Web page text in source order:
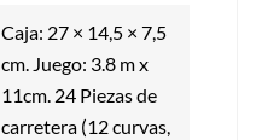
Caja: 27 × 14,5 × 7,5
cm. Juego: 3.8 m x
11cm. 24 Piezas de
carretera (12 curvas,